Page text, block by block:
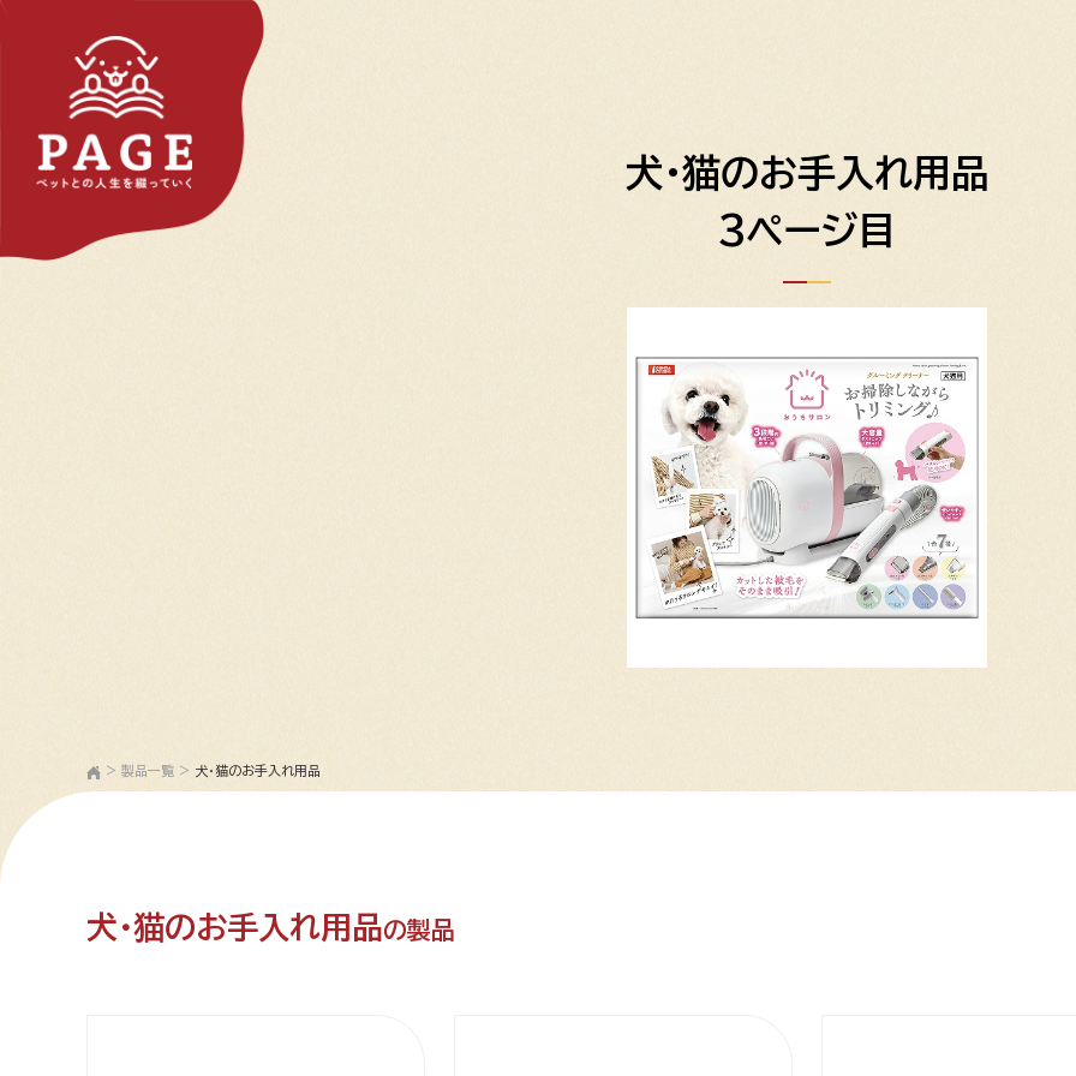
犬・猫のお手入れ用品
3ページ目
> 製品一覧 > 犬・猫のお手入れ用品
犬・猫のお手入れ用品の製品